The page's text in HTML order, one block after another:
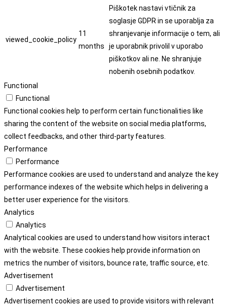
viewed_cookie_policy
11
months
Piškotek nastavi vtičnik za
soglasje GDPR in se uporablja za
shranjevanje informacije o tem, ali
je uporabnik privolil v uporabo
piškotkov ali ne. Ne shranjuje
nobenih osebnih podatkov.
Functional
Functional
Functional cookies help to perform certain functionalities like
sharing the content of the website on social media platforms,
collect feedbacks, and other third-party features.
Performance
Performance
Performance cookies are used to understand and analyze the key
performance indexes of the website which helps in delivering a
better user experience for the visitors.
Analytics
Analytics
Analytical cookies are used to understand how visitors interact
with the website. These cookies help provide information on
metrics the number of visitors, bounce rate, traffic source, etc.
Advertisement
Advertisement
Advertisement cookies are used to provide visitors with relevant